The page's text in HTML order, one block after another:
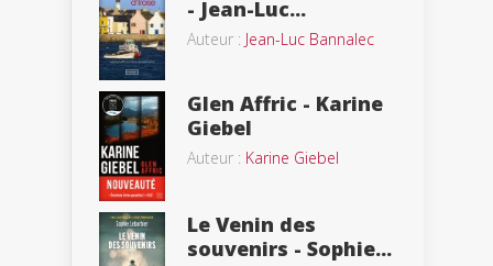
- Jean-Luc...
Auteur : Jean-Luc Bannalec
Glen Affric - Karine
Giebel
Auteur : Karine Giebel
Le Venin des
souvenirs - Sophie...